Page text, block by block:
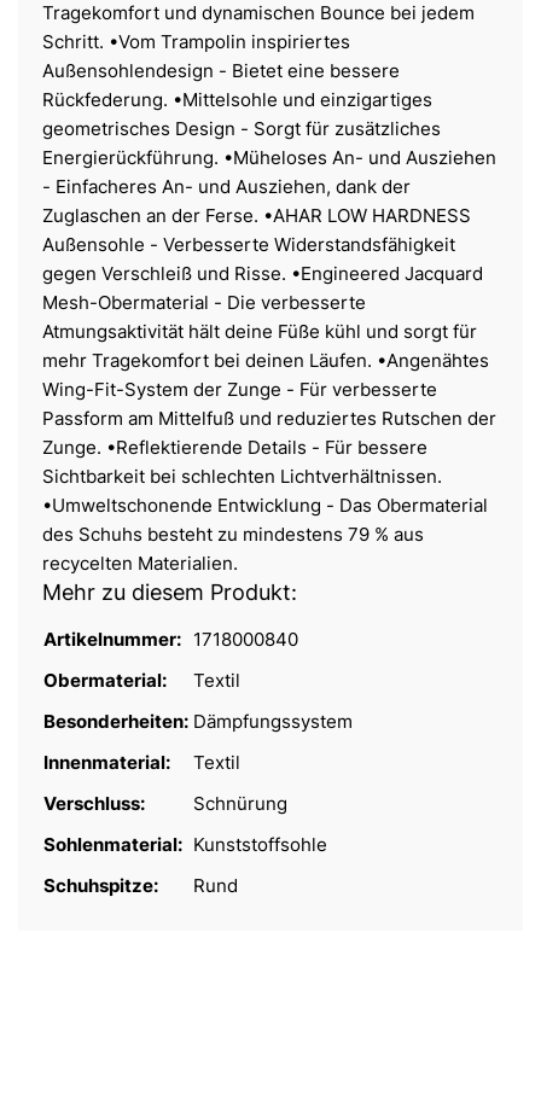
Tragekomfort und dynamischen Bounce bei jedem
Schritt. •Vom Trampolin inspiriertes
Außensohlendesign - Bietet eine bessere
Rückfederung. •Mittelsohle und einzigartiges
geometrisches Design - Sorgt für zusätzliches
Energierückführung. •Müheloses An- und Ausziehen
- Einfacheres An- und Ausziehen, dank der
Zuglaschen an der Ferse. •AHAR LOW HARDNESS
Außensohle - Verbesserte Widerstandsfähigkeit
gegen Verschleiß und Risse. •Engineered Jacquard
Mesh-Obermaterial - Die verbesserte
Atmungsaktivität hält deine Füße kühl und sorgt für
mehr Tragekomfort bei deinen Läufen. •Angenähtes
Wing-Fit-System der Zunge - Für verbesserte
Passform am Mittelfuß und reduziertes Rutschen der
Zunge. •Reflektierende Details - Für bessere
Sichtbarkeit bei schlechten Lichtverhältnissen.
•Umweltschonende Entwicklung - Das Obermaterial
des Schuhs besteht zu mindestens 79 % aus
recycelten Materialien.
Mehr zu diesem Produkt:
Artikelnummer: 1718000840
Obermaterial:
Textil
Besonderheiten: Dämpfungssystem
Innenmaterial:
Textil
Verschluss:
Schnürung
Sohlenmaterial: Kunststoffsohle
Schuhspitze:
Rund